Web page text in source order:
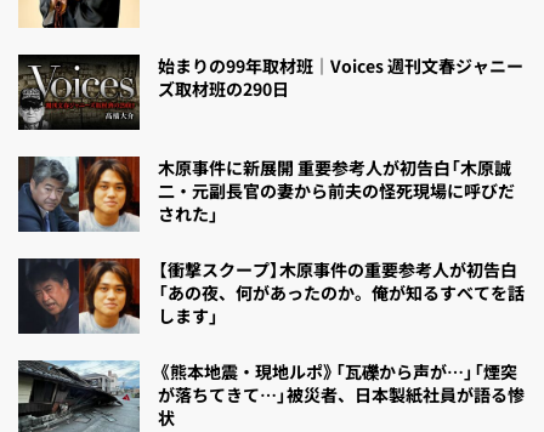
始まりの99年取材班｜Voices 週刊文春ジャニー
ズ取材班の290日
木原事件に新展開 重要参考人が初告白「木原誠
二・元副長官の妻から前夫の怪死現場に呼びだ
された」
【衝撃スクープ】木原事件の重要参考人が初告白
「あの夜、何があったのか。俺が知るすべてを話
します」
《熊本地震・現地ルポ》「瓦礫から声が…」「煙突
が落ちてきて…」被災者、日本製紙社員が語る惨
状